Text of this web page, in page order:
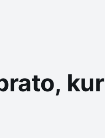
kur